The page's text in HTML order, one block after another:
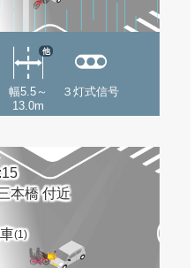
幅5.5～
13.0m
他
３灯式信号
本橋 付近
(1)